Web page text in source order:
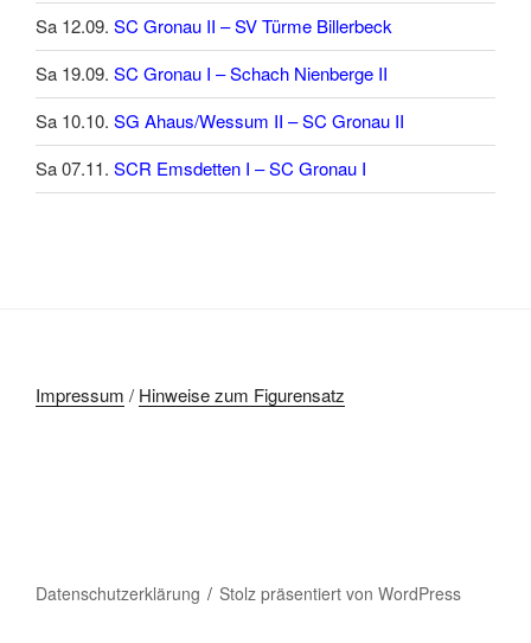
Sa 12.09. SC Gronau II – SV Türme Billerbeck
Sa 19.09. SC Gronau I – Schach Nienberge II
Sa 10.10. SG Ahaus/Wessum II – SC Gronau II
Sa 07.11. SCR Emsdetten I – SC Gronau I
Impressum / Hinweise zum Figurensatz
Datenschutzerklärung Stolz präsentiert von WordPress